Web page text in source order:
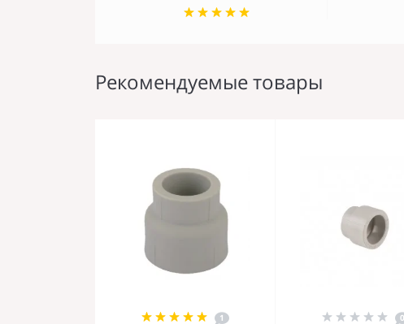
Рекомендуемые товары
1 0